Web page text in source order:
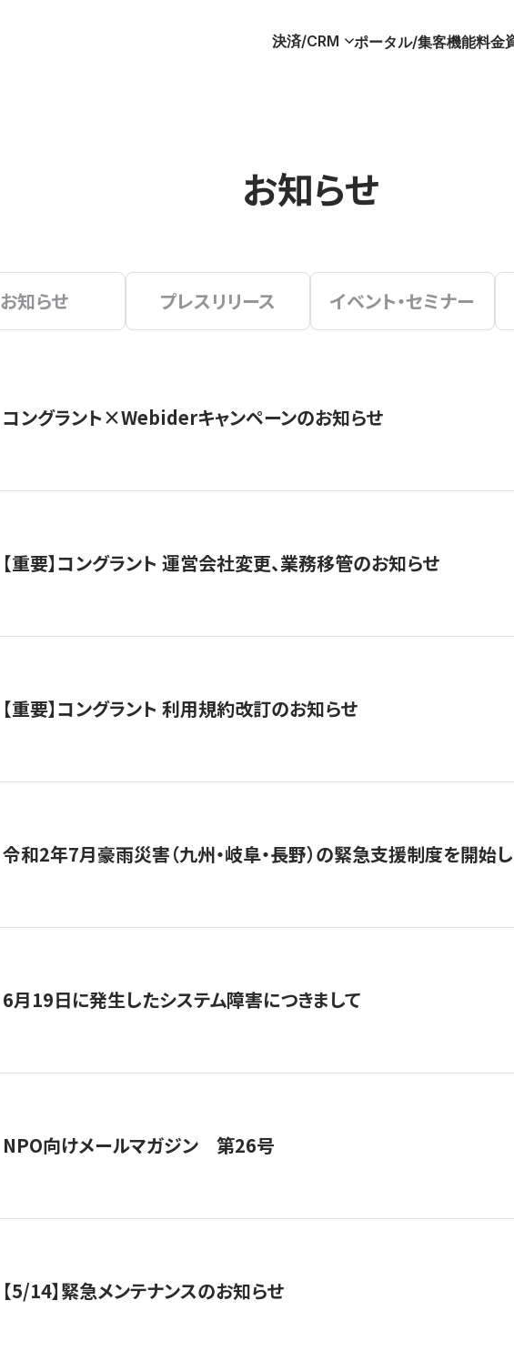
決済/CRM ポータル/集客機能料金
お知らせ
お知らせ プレスリリース イベント・セミナー
コングラント×Webiderキャンペーンのお知らせ
【重要】コングラント 運営会社変更、業務移管のお知らせ
【重要】コングラント 利用規約改訂のお知らせ
令和2年7月豪雨災害（九州・岐阜・長野）の緊急支援制度を開始
6月19日に発生したシステム障害につきまして
NPO向けメールマガジン 第26号
【5/14】緊急メンテナンスのお知らせ